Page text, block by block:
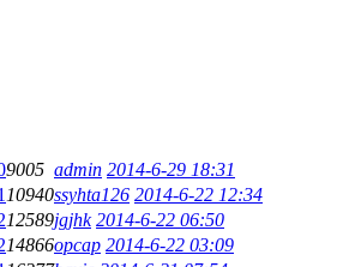
9005 admin 2014-6-29 18:31
10940ssyhta126 2014-6-22 12:34
12589jgjhk 2014-6-22 06:50
14866opcap 2014-6-22 03:09